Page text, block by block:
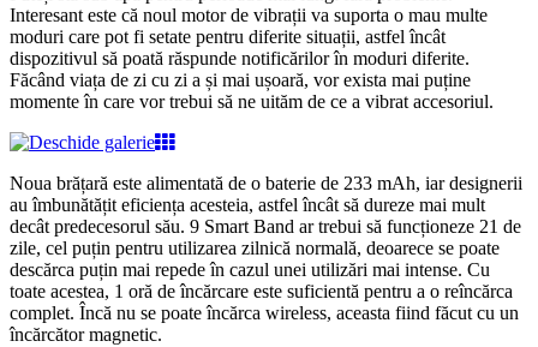
Interesant este că noul motor de vibrații va suporta o mau multe
moduri care pot fi setate pentru diferite situații, astfel încât
dispozitivul să poată răspunde notificărilor în moduri diferite.
Făcând viața de zi cu zi a și mai ușoară, vor exista mai puține
momente în care vor trebui să ne uităm de ce a vibrat accesoriul.
Noua brățară este alimentată de o baterie de 233 mAh, iar designerii
au îmbunătățit eficiența acesteia, astfel încât să dureze mai mult
decât predecesorul său. 9 Smart Band ar trebui să funcționeze 21 de
zile, cel puțin pentru utilizarea zilnică normală, deoarece se poate
descărca puțin mai repede în cazul unei utilizări mai intense. Cu
toate acestea, 1 oră de încărcare este suficientă pentru a o reîncărca
complet. Încă nu se poate încărca wireless, aceasta fiind făcut cu un
încărcător magnetic.